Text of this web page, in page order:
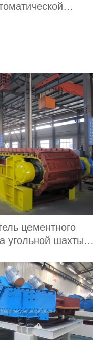
и гранул
цементного
угольной шахты
для
пластинчатого
фартука